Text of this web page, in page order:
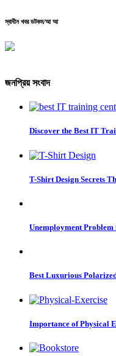
স্বাধীন খবর ডটকম/আ আ
জনপ্রিয় সংবাদ
Discover the Best IT
T-Shirt Design Secrets
Unemployment Problem
Best Luxurious
Importance of Physical